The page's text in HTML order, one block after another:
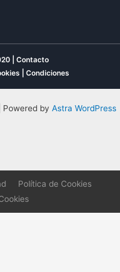
| Contacto
Condiciones
by Astra WordPress
Política de Cookies